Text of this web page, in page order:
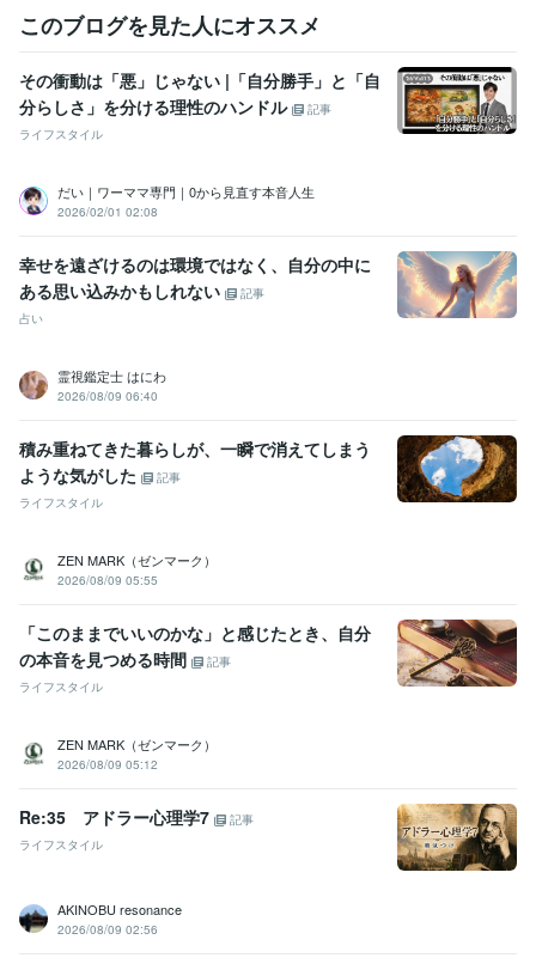
保育士 取得年 : 2015年
カラーセラピスト 取得年 : 2014年
得意分野
占い タロット、オラクル、ルノルマンカード
恋愛、仕事、復縁 人生総合
悩み相談・カウンセリング
自己肯定感
マインド セルフラブ 保育人間関係
このブログを見た人にオススメ
その衝動は「悪」じゃない |「自分勝手」と「自
分らしさ」を分ける理性のハンドル
記事
ライフスタイル
だい｜ワーママ専門｜0から見直す本音人生
2026/02/01 02:08
幸せを遠ざけるのは環境ではなく、自分の中に
ある思い込みかもしれない
記事
占い
霊視鑑定士 はにわ
2026/08/09 06:40
積み重ねてきた暮らしが、一瞬で消えてしまう
ような気がした
記事
ライフスタイル
ZEN MARK（ゼンマーク）
2026/08/09 05:55
「このままでいいのかな」と感じたとき、自分
の本音を見つめる時間
記事
ライフスタイル
ZEN MARK（ゼンマーク）
2026/08/09 05:12
Re:35 アドラー心理学7
記事
ライフスタイル
AKINOBU resonance
2026/08/09 02:56